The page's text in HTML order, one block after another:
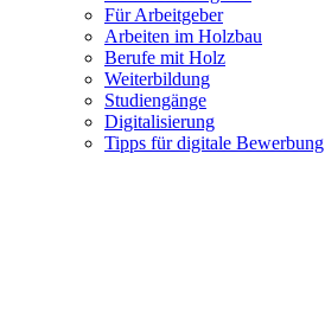
Für Arbeitgeber
Arbeiten im Holzbau
Berufe mit Holz
Weiterbildung
Studiengänge
Digitalisierung
Tipps für digitale Bewerbung